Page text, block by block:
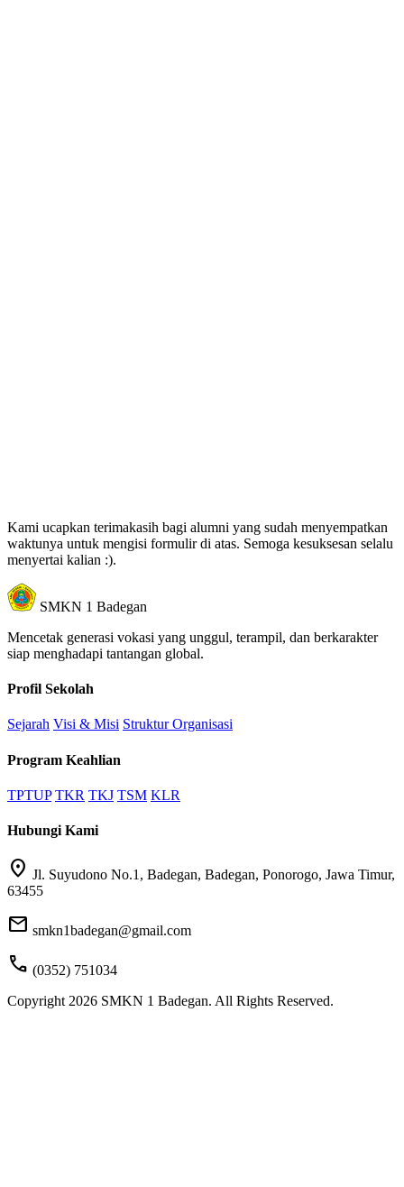
Kami ucapkan terimakasih bagi alumni yang sudah menyempatkan
waktunya untuk mengisi formulir di atas. Semoga kesuksesan selalu
menyertai kalian :).
SMKN 1 Badegan
Mencetak generasi vokasi yang unggul, terampil, dan berkarakter
siap menghadapi tantangan global.
Profil Sekolah
Sejarah Visi & Misi Struktur Organisasi
Program Keahlian
TPTUP TKR TKJ TSM KLR
Hubungi Kami
location_on Jl. Suyudono No.1, Badegan, Badegan, Ponorogo, Jawa Timur,
63455
mail smkn1badegan@gmail.com
call (0352) 751034
Copyright 2026 SMKN 1 Badegan. All Rights Reserved.